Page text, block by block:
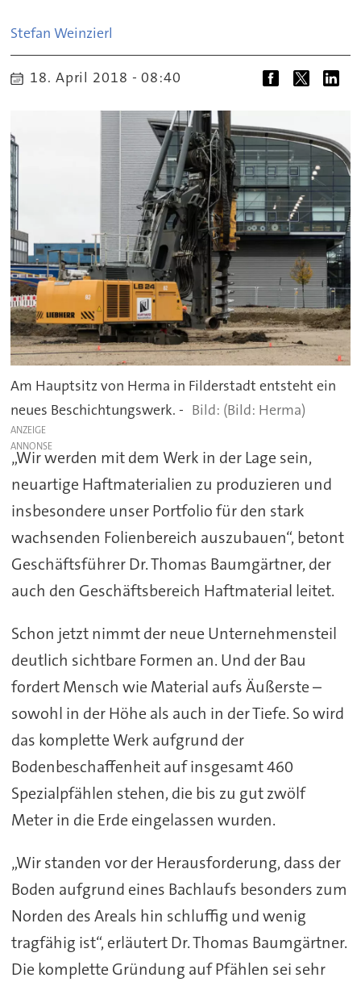
Stefan Weinzierl
18. April 2018 - 08:40
Am Hauptsitz von Herma in Filderstadt entsteht ein
neues Beschichtungswerk. -
(Bild: Herma)
ANZEIGE
„Wir werden mit dem Werk in der Lage sein,
neuartige Haftmaterialien zu produzieren und
insbesondere unser Portfolio für den stark
wachsenden Folienbereich auszubauen“, betont
Geschäftsführer Dr. Thomas Baumgärtner, der
auch den Geschäftsbereich Haftmaterial leitet.
Schon jetzt nimmt der neue Unternehmensteil
deutlich sichtbare Formen an. Und der Bau
fordert Mensch wie Material aufs Äußerste –
sowohl in der Höhe als auch in der Tiefe. So wird
das komplette Werk aufgrund der
Bodenbeschaffenheit auf insgesamt 460
Spezialpfählen stehen, die bis zu gut zwölf
Meter in die Erde eingelassen wurden.
„Wir standen vor der Herausforderung, dass der
Boden aufgrund eines Bachlaufs besonders zum
Norden des Areals hin schluffig und wenig
tragfähig ist“, erläutert Dr. Thomas Baumgärtner.
Die komplette Gründung auf Pfählen sei sehr